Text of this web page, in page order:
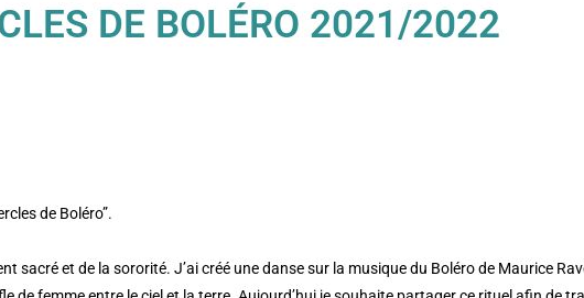
DE BOLÉRO 2021/2022
de Boléro”.
sacré et de la sororité. J’ai créé une danse sur la musique du Boléro de Maurice